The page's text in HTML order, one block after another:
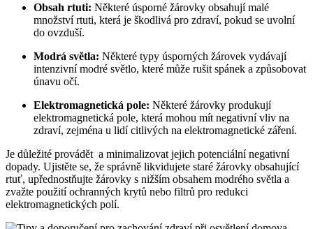
Obsah rtuti: Některé úsporné žárovky⁤ obsahují malé
množství rtuti, která je škodlivá pro zdraví, ​pokud se uvolní
do ovzduší.
Modrá světla: ‍Některé typy úsporných žárovek vydávají
intenzivní modré světlo, které může rušit spánek a způsobovat
únavu očí.
Elektromagnetická pole: Některé žárovky produkují
elektromagnetická pole, která mohou mít negativní vliv na
zdraví, zejména u lidí citlivých​ na elektromagnetické záření.
Je důležité provádět ⁣ a minimalizovat jejich potenciální negativní
dopady. Ujistěte se, ​že správně likvidujete staré​ žárovky obsahující‍
rtuť, upřednostňujte žárovky s nižším obsahem modrého světla​ a
zvažte použití‍ ochranných ⁤krytů nebo filtrů pro redukci
elektromagnetických polí.